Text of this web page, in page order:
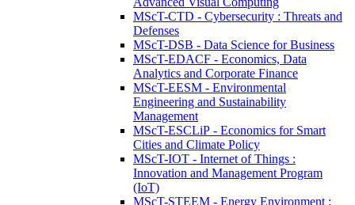
MScT-CTD - Cybersecurity : Threats and
Defenses
MScT-DSB - Data Science for Business
MScT-EDACF - Economics, Data
Analytics and Corporate Finance
MScT-EESM - Environmental
Engineering and Sustainability
Management
MScT-ESCLiP - Economics for Smart
Cities and Climate Policy
MScT-IOT - Internet of Things :
Innovation and Management Program
(IoT)
MScT-STEEM - Energy Environment :